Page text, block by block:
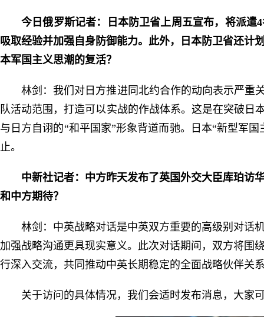
今日俄罗斯记者：日本防卫省上周五宣布，将派遣
吸取经验并加强自身防御能力。此外，日本防卫省还计
本军国主义思潮的复活？
林剑：我们对日方推进同北约合作的动向表示严重
队活动范围，打造可以实战的作战体系。这是在突破日
与日方自诩的“和平国家”形象背道而驰。日本“新型军
止。
中新社记者：中方昨天发布了英国外交大臣库珀访
和中方期待？
林剑：中英战略对话是中英双方重要的高级别对话
加强战略沟通更具现实意义。此次对话期间，双方将围
行深入交流，共同推动中英长期稳定的全面战略伙伴关
关于访问的具体情况，我们会适时发布消息，大家